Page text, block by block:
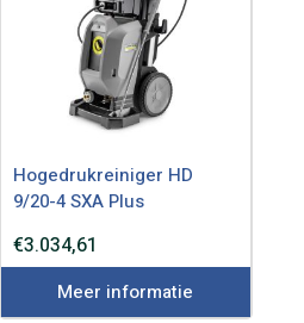
Hogedrukreiniger HD
9/20-4 SXA Plus
€3.034,61
Meer informatie